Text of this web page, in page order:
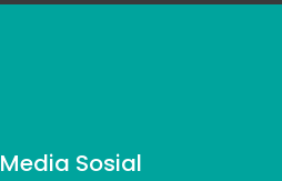
Media Sosial